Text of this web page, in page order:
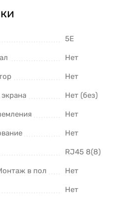
5E
Нет
Нет
Нет (без)
Нет
Нет
RJ45 8(8)
в пол Нет
Нет